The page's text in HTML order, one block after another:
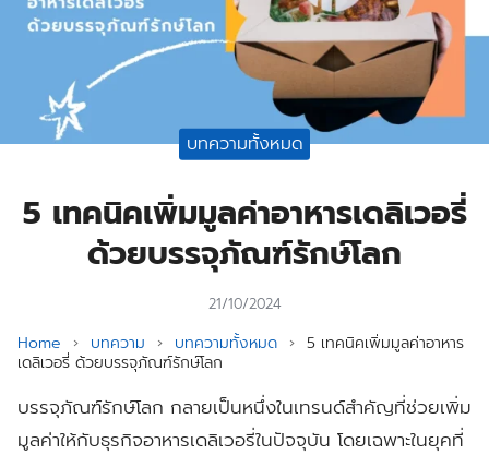
บทความทั้งหมด
5 เทคนิคเพิ่มมูลค่าอาหารเดลิเวอรี่
ด้วยบรรจุภัณฑ์รักษ์โลก
21/10/2024
Home › บทความ › บทความทั้งหมด › 5 เทคนิคเพิ่มมูลค่าอาหาร
เดลิเวอรี่ ด้วยบรรจุภัณฑ์รักษ์โลก
บรรจุภัณฑ์รักษ์โลก กลายเป็นหนึ่งในเทรนด์สำคัญที่ช่วยเพิ่ม
มูลค่าให้กับธุรกิจอาหารเดลิเวอรี่ในปัจจุบัน โดยเฉพาะในยุคที่